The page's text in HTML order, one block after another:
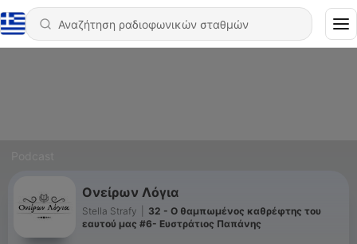
Ονείρων Λόγια
Stella Strafy
32 - Ο θαμπωμένος καθρέφτης του
εαυτού μας #6- Ευστράτιος Παπάνης